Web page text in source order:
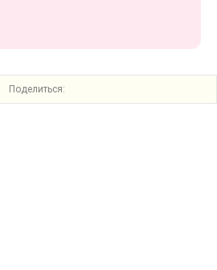
Поделиться: